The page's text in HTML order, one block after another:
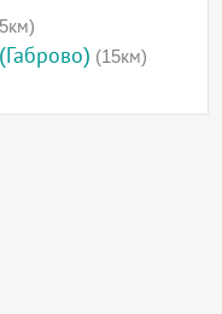
(15км)